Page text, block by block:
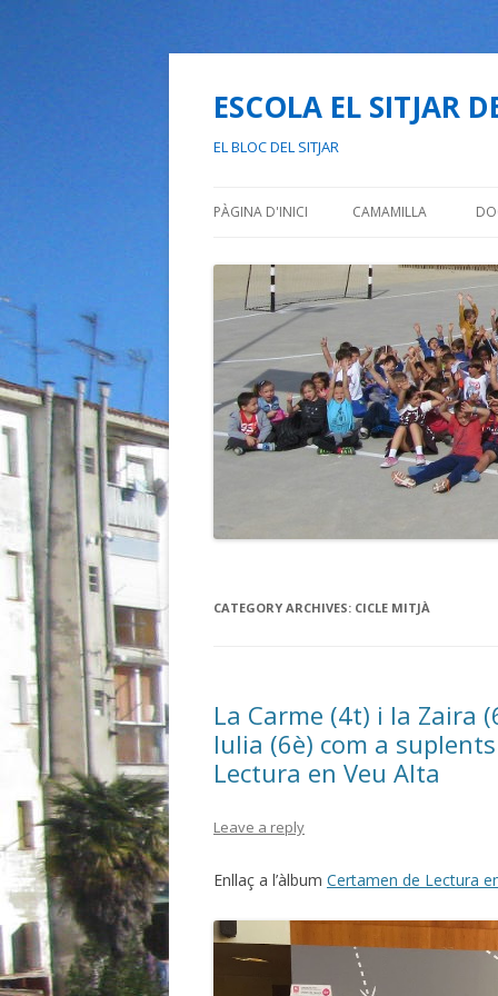
ESCOLA EL SITJAR
EL BLOC DEL SITJAR
PÀGINA D'INICI CAMAMILLA
CATEGORY ARCHIVES: CICLE MITJÀ
La Carme (4t) i la Zaira
Iulia (6è) com a
Lectura en Veu Alta
Leave a reply
Enllaç a l’àlbum Certamen de Lectura